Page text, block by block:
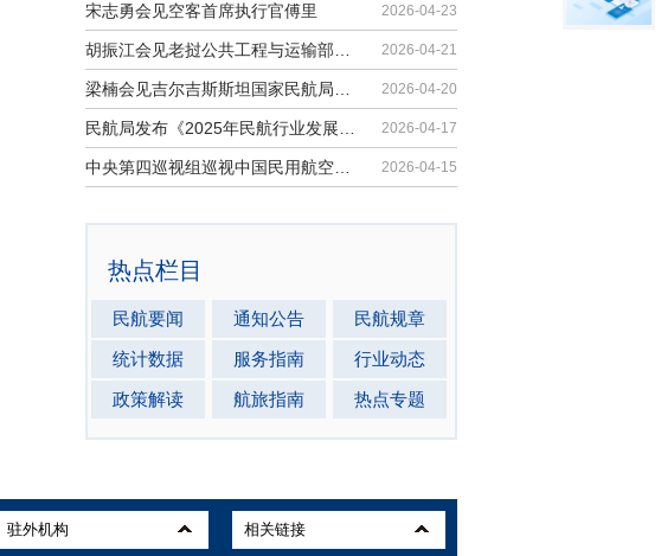
宋志勇会见空客首席执行官傅里 2026-04-23
2026-04-21
2026-04-20
2026-04-17
2026-04-15
热点栏目
民航要闻 通知公告
民航规章
统计数据
服务指南
行业动态
政策解读
航旅指南 热点专题